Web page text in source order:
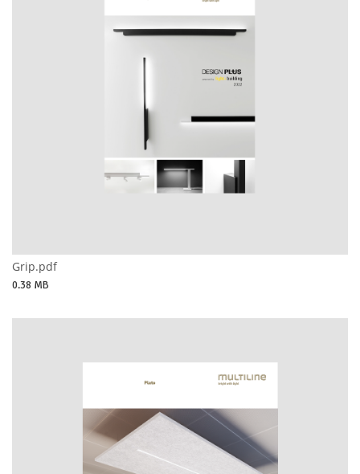
Grip.pdf
0.38 MB